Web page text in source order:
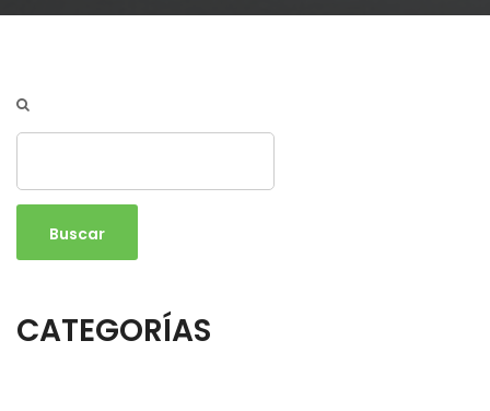
CATEGORÍAS